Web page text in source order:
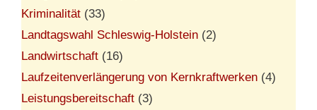
Kriminalität (33)
Landtagswahl Schleswig-Holstein (2)
Landwirtschaft (16)
Laufzeitenverlängerung von Kernkraftwerken (4)
Leistungsbereitschaft (3)